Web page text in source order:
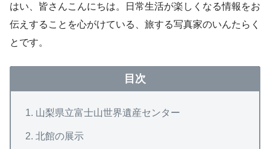
はい、皆さんこんにちは。日常生活が楽しくなる情報をお
伝えすることを心がけている、旅する写真家のいんたらく
とです。
目次
山梨県立富士山世界遺産センター
北館の展示